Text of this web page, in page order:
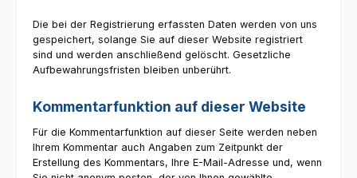
Die bei der Registrierung erfassten Daten werden von uns
gespeichert, solange Sie auf dieser Website registriert
sind und werden anschließend gelöscht. Gesetzliche
Aufbewahrungsfristen bleiben unberührt.
Kommentar­funktion auf dieser Website
Für die Kommentarfunktion auf dieser Seite werden neben
Ihrem Kommentar auch Angaben zum Zeitpunkt der
Erstellung des Kommentars, Ihre E-Mail-Adresse und, wenn